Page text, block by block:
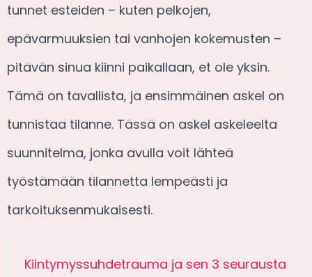
tunnet esteiden – kuten pelkojen,
epävarmuuksien tai vanhojen kokemusten –
pitävän sinua kiinni paikallaan, et ole yksin.
Tämä on tavallista, ja ensimmäinen askel on
tunnistaa tilanne. Tässä on askel askeleelta
suunnitelma, jonka avulla voit lähteä
työstämään tilannetta lempeästi ja
tarkoituksenmukaisesti.
Kiintymyssuhdetrauma ja sen 3 seurausta